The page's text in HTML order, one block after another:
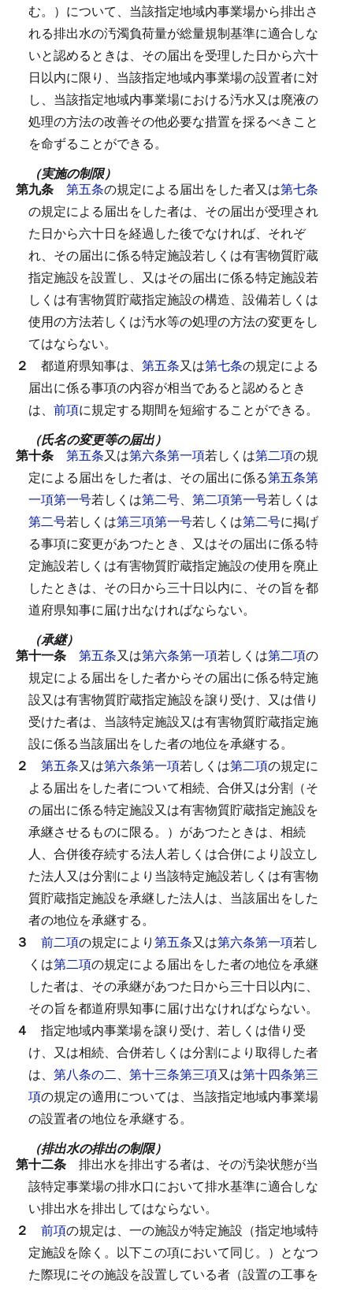
む。）について、当該指定地域内事業場から排出さ
れる排出水の汚濁負荷量が総量規制基準に適合しな
いと認めるときは、その届出を受理した日から六十
日以内に限り、当該指定地域内事業場の設置者に対
し、当該指定地域内事業場における汚水又は廃液の
処理の方法の改善その他必要な措置を採るべきこと
を命ずることができる。
（実施の制限）
第九条 第五条の規定による届出をした者又は第七条
の規定による届出をした者は、その届出が受理され
た日から六十日を経過した後でなければ、それぞ
れ、その届出に係る特定施設若しくは有害物質貯蔵
指定施設を設置し、又はその届出に係る特定施設若
しくは有害物質貯蔵指定施設の構造、設備若しくは
使用の方法若しくは汚水等の処理の方法の変更をし
てはならない。
２ 都道府県知事は、 第五条又は第七条の規定による
届出に係る事項の内容が相当であると認めるとき
は、 前項に規定する期間を短縮することができる。
（氏名の変更等の届出）
第十条 第五条又は第六条第一項若しくは第二項の規
定による届出をした者は、その届出に係る第五条第
一項第一号若しくは第二号、 第二項第一号若しくは
第二号若しくは第三項第一号若しくは第二号に掲げ
る事項に変更があつたとき、又はその届出に係る特
定施設若しくは有害物質貯蔵指定施設の使用を廃止
したときは、その日から三十日以内に、その旨を都
道府県知事に届け出なければならない。
（承継）
第十一条 第五条又は第六条第一項若しくは第二項の
規定による届出をした者からその届出に係る特定施
設又は有害物質貯蔵指定施設を譲り受け、又は借り
受けた者は、当該特定施設又は有害物質貯蔵指定施
設に係る当該届出をした者の地位を承継する。
２ 第五条又は第六条第一項若しくは第二項の規定に
よる届出をした者について相続、合併又は分割（そ
の届出に係る特定施設又は有害物質貯蔵指定施設を
承継させるものに限る。）があつたときは、相続
人、合併後存続する法人若しくは合併により設立し
た法人又は分割により当該特定施設若しくは有害物
質貯蔵指定施設を承継した法人は、当該届出をした
者の地位を承継する。
３ 前二項の規定により第五条又は第六条第一項若し
くは第二項の規定による届出をした者の地位を承継
した者は、その承継があつた日から三十日以内に、
その旨を都道府県知事に届け出なければならない。
４ 指定地域内事業場を譲り受け、若しくは借り受
け、又は相続、合併若しくは分割により取得した者
は、 第八条の二、 第十三条第三項又は第十四条第三
項の規定の適用については、当該指定地域内事業場
の設置者の地位を承継する。
（排出水の排出の制限）
第十二条 排出水を排出する者は、その汚染状態が当
該特定事業場の排水口において排水基準に適合しな
い排出水を排出してはならない。
２ 前項の規定は、一の施設が特定施設（指定地域特
定施設を除く。以下この項において同じ。）となつ
た際現にその施設を設置している者（設置の工事を